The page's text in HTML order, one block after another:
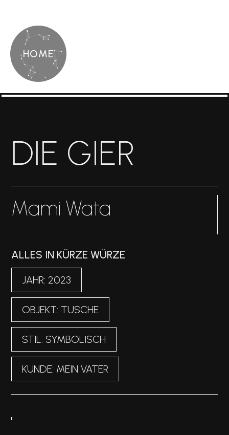
HOME
DIE GIER
Mami Wata
ALLES IN KÜRZE WÜRZE
JAHR: 2023
OBJEKT: TUSCHE
STIL: SYMBOLISCH
KUNDE: MEIN VATER